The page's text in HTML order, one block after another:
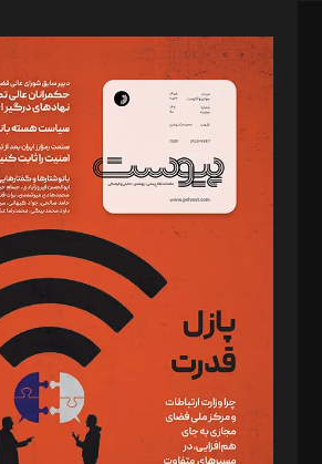
مدیر مسئول: محمدباقر اثنی‌عشری
سردبیر: مهرک محمودی
دبیر تحریریه: میثم قاسمی
د‌بیر ناداستان: سمانه سمیع
د‌بیر خدمت و تجارت: ابوالفضل رجبی
د‌بیر حقوق فناوری: حسام‌الدین ایپکچی
د‌بیر پیوست جهان: مینا پاکدل
د‌بیر تحریریه آنلاین: بابک نقاش
تحریریه‌: مجتبی محمود‌ی، آرش برهمند، یسنا
مصطفی مسجدی آرانی، ابوالفضل رجبی، زهرا
رستمی،مصطفی باستان
ویرایش: نگار استاد‌‌آقا
طراح یونیفرم: مجید توکلی
فیلمبرداری و عکاسی: امیر شفیعی، مانی لطفی